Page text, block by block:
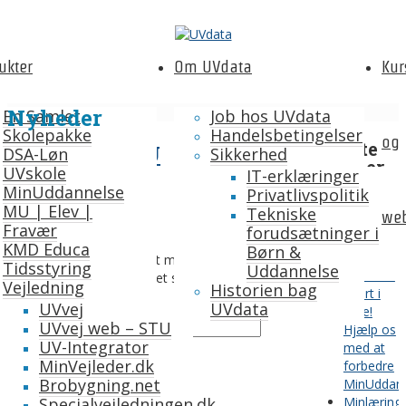
En Samlet
Skolepakke
DSA-Løn
UVskole
MinUddannelse
MU | Elev |
Fravær
KMD Educa
Tidsstyring
Vejledning
UVvej
UVvej web – STU
UV-Integrator
MinVejleder.dk
Brobygning.net
Om UVdata
Job hos UVdata
Handelsbetingelser
Sikkerhed
IT-erklæringer
Privatlivspolitik
Tekniske
forudsætninger i
Børn &
Uddannelse
Historien bag
UVdata
og
Nyheder
Beskyttet: MU
Elevfravær |
Vejledninger
Dette indhold er beskyttet med en
adgangskode. For at se det skal du indtaste
adgangskoden nedenfor.
Adgangskode:
9. januar, 2024|
Seneste
nyheder
står for
døren –
Kvart i
ferie!
Hjælp os
med at
forbedre
Minlæring